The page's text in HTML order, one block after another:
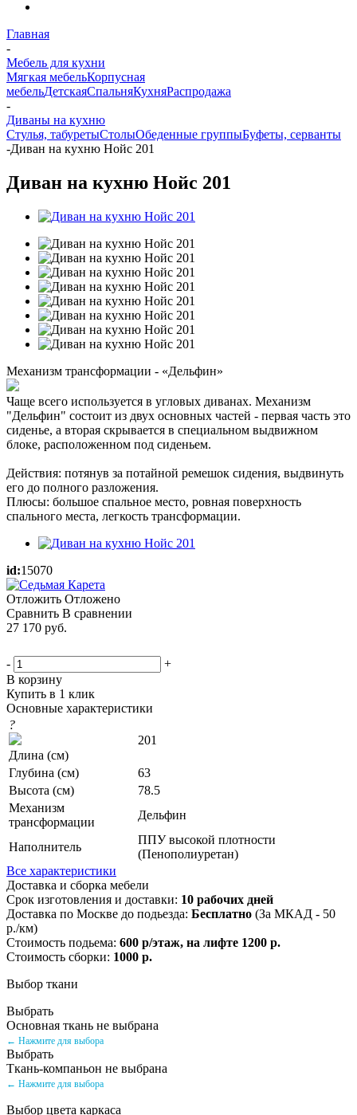
Главная
-
Мебель для кухни
Мягкая мебельКорпусная
мебельДетскаяСпальняКухняРаспродажа
-
Диваны на кухню
Стулья, табуретыСтолыОбеденные группыБуфеты, серванты
-Диван на кухню Нойс 201
Диван на кухню Нойс 201
Механизм трансформации - «Дельфин»
Чаще всего используется в угловых диванах. Механизм
"Дельфин" состоит из двух основных частей - первая часть это
сиденье, а вторая скрывается в специальном выдвижном
блоке, расположенном под сиденьем.
Действия: потянув за потайной ремешок сидения, выдвинуть
его до полного разложения.
Плюсы: большое спальное место, ровная поверхность
спального места, легкость трансформации.
id:15070
Отложить Отложено
Сравнить В сравнении
27 170 руб.
-
+
В корзину
Купить в 1 клик
Основные характеристики
?
Длина (см)
201
Глубина (см)
63
Высота (см)
78.5
Механизм
трансформации
Дельфин
Наполнитель
ППУ высокой плотности
(Пенополиуретан)
Все характеристики
Доставка и сборка мебели
Срок изготовления и доставки: 10 рабочих дней
Доставка по Москве до подьезда: Бесплатно (За МКАД - 50
р./км)
Стоимость подьема: 600 р/этаж, на лифте 1200 р.
Стоимость сборки: 1000 р.
Выбор ткани
Выбрать
Основная ткань не выбрана
← Нажмите для выбора
Выбрать
Ткань-компаньон не выбрана
← Нажмите для выбора
Выбор цвета каркаса